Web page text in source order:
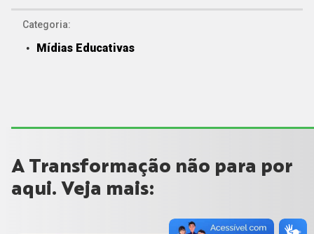
Categoria:
Mídias Educativas
A Transformação não para por
aqui. Veja mais: